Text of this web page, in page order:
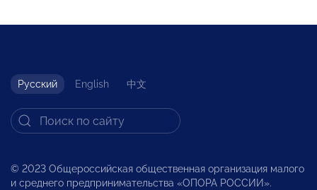
Русский English 中文
© 2023 Общероссийская общественная организация малого
и среднего предпринимательства «ОПОРА РОССИИ».